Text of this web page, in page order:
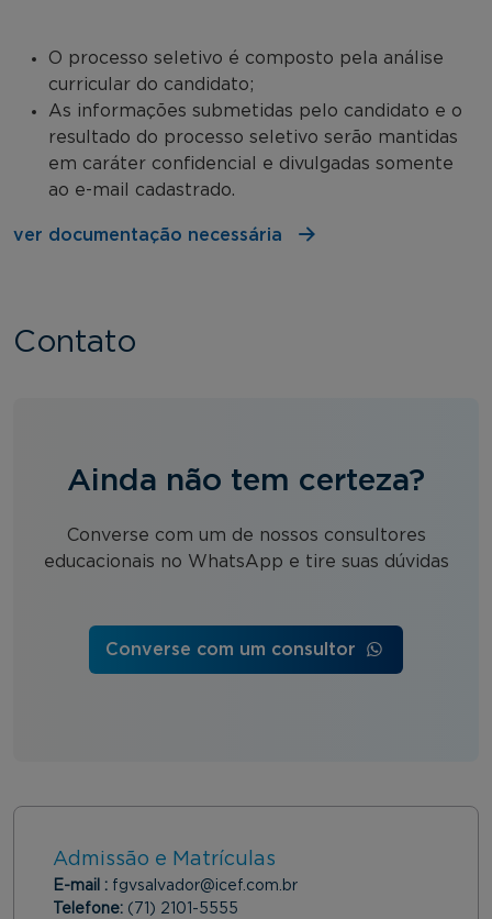
O processo seletivo é composto pela análise
curricular do candidato;
As informações submetidas pelo candidato e o
resultado do processo seletivo serão mantidas
em caráter confidencial e divulgadas somente
ao e-mail cadastrado.
ver documentação necessária
Contato
Ainda não tem certeza?
Converse com um de nossos consultores
educacionais no WhatsApp e tire suas dúvidas
Converse com um consultor
Admissão e Matrículas
E-mail : fgvsalvador@icef.com.br
Telefone: (71) 2101-5555